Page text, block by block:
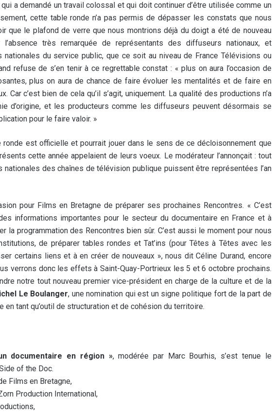
a demandé un travail colossal et qui doit continuer d’être utilisée comme un
cette table ronde n’a pas permis de dépasser les constats que nous
que le plafond de verre que nous montrions déjà du doigt a été de nouveau
l’absence très remarquée de représentants des diffuseurs nationaux, et
nationales du service public, que ce soit au niveau de France Télévisions ou
refuse de s’en tenir à ce regrettable constat : « plus on aura l’occasion de
plus on aura de chance de faire évoluer les mentalités et de faire en
Car c’est bien de cela qu’il s’agit, uniquement. La qualité des productions n’a
d’origine, et les producteurs comme les diffuseurs peuvent désormais se
pour le faire valoir. »
ronde est officielle et pourrait jouer dans le sens de ce décloisonnement que
cette année appelaient de leurs voeux. Le modérateur l’annonçait : tout
nationales des chaînes de télévision publique puissent être représentées l’an
pour Films en Bretagne de préparer ses prochaines Rencontres. « C’est
informations importantes pour le secteur du documentaire en France et à
la programmation des Rencontres bien sûr. C’est aussi le moment pour nous
de préparer tables rondes et Tat’ins (pour Têtes à Têtes avec les
certains liens et à en créer de nouveaux », nous dit Céline Durand, encore
verrons donc les effets à Saint-Quay-Portrieux les 5 et 6 octobre prochains.
notre tout nouveau premier vice-président en charge de la culture et de la
Le Boulanger, une nomination qui est un signe politique fort de la part de
en tant qu’outil de structuration et de cohésion du territoire.
documentaire en région », modérée par Marc Bourhis, s’est tenue le
of the Doc.
Films en Bretagne,
Production International,